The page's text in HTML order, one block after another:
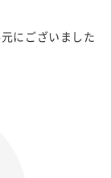
にございました